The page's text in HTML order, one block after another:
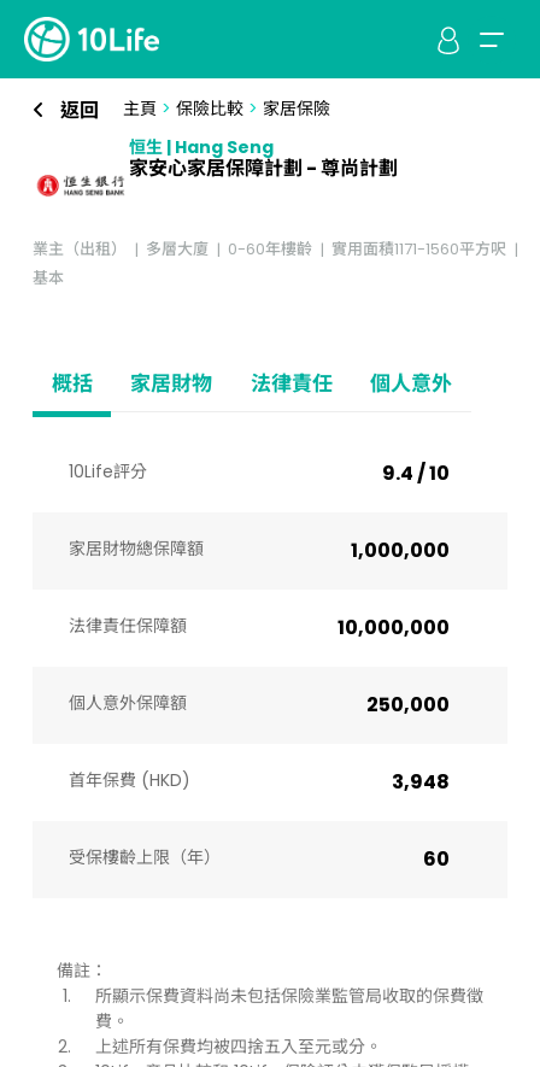
返回 主頁 > 保險比較> 家居保險
恒生 | Hang Seng
家安心家居保障計劃 - 尊尚計劃
業主（出租） 多層大廈 0-60年樓齡
實用面積1171-1560平方呎
基本
概括 家居財物 法律責任 個人意外
10Life評分 9.4 / 10
家居財物總保障額 1,000,000
法律責任保障額 10,000,000
個人意外保障額 250,000
首年保費 (HKD) 3,948
受保樓齡上限（年）​ 60
備註：
所顯示保費資料尚未包括保險業監管局收取的保費徵
費。
上述所有保費均被四捨五入至元或分。